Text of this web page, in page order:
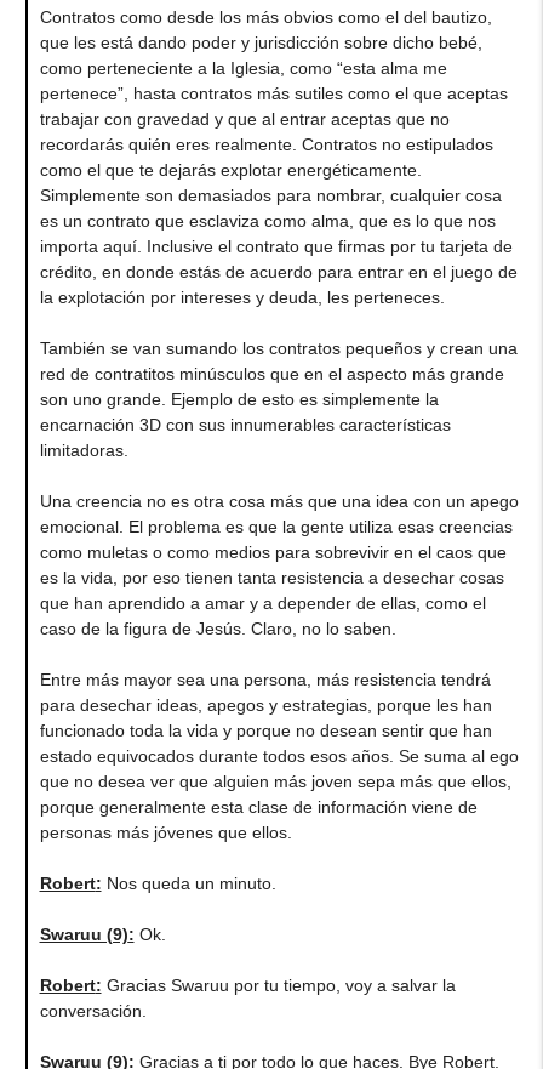
Contratos como desde los más obvios como el del bautizo,
que les está dando poder y jurisdicción sobre dicho bebé,
como perteneciente a la Iglesia, como “esta alma me
pertenece”, hasta contratos más sutiles como el que aceptas
trabajar con gravedad y que al entrar aceptas que no
recordarás quién eres realmente. Contratos no estipulados
como el que te dejarás explotar energéticamente.
Simplemente son demasiados para nombrar, cualquier cosa
es un contrato que esclaviza como alma, que es lo que nos
importa aquí. Inclusive el contrato que firmas por tu tarjeta de
crédito, en donde estás de acuerdo para entrar en el juego de
la explotación por intereses y deuda, les perteneces.
También se van sumando los contratos pequeños y crean una
red de contratitos minúsculos que en el aspecto más grande
son uno grande. Ejemplo de esto es simplemente la
encarnación 3D con sus innumerables características
limitadoras.
Una creencia no es otra cosa más que una idea con un apego
emocional. El problema es que la gente utiliza esas creencias
como muletas o como medios para sobrevivir en el caos que
es la vida, por eso tienen tanta resistencia a desechar cosas
que han aprendido a amar y a depender de ellas, como el
caso de la figura de Jesús. Claro, no lo saben.
Entre más mayor sea una persona, más resistencia tendrá
para desechar ideas, apegos y estrategias, porque les han
funcionado toda la vida y porque no desean sentir que han
estado equivocados durante todos esos años. Se suma al ego
que no desea ver que alguien más joven sepa más que ellos,
porque generalmente esta clase de información viene de
personas más jóvenes que ellos.
Robert: Nos queda un minuto.
Swaruu (9): Ok.
Robert: Gracias Swaruu por tu tiempo, voy a salvar la
conversación.
Swaruu (9): Gracias a ti por todo lo que haces. Bye Robert.